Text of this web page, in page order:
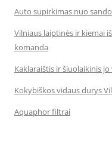
Auto supirkimas nuo
Vilniaus laiptinės ir kiemai
komanda
Kaklaraištis ir šiuolaikinis
Kokybiškos vidaus durys
Aquaphor filtrai